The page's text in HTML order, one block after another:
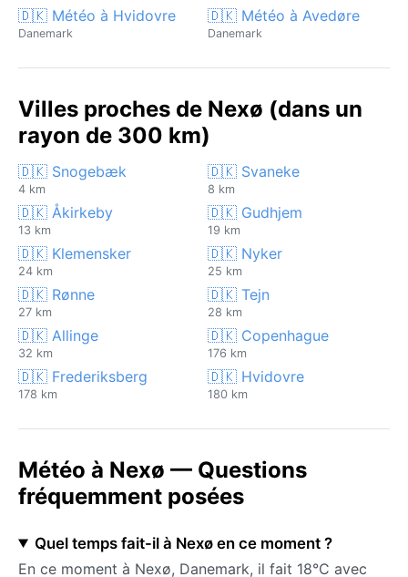
🇩🇰 Météo à Hvidovre
Danemark
🇩🇰 Météo à Avedøre
Danemark
Villes proches de Nexø (dans un
rayon de 300 km)
🇩🇰 Snogebæk
4 km
🇩🇰 Svaneke
8 km
🇩🇰 Åkirkeby
13 km
🇩🇰 Gudhjem
19 km
🇩🇰 Klemensker
24 km
🇩🇰 Nyker
25 km
🇩🇰 Rønne
27 km
🇩🇰 Tejn
28 km
🇩🇰 Allinge
32 km
🇩🇰 Copenhague
176 km
🇩🇰 Frederiksberg
178 km
🇩🇰 Hvidovre
180 km
Météo à Nexø — Questions
fréquemment posées
Quel temps fait-il à Nexø en ce moment ?
En ce moment à Nexø, Danemark, il fait 18°C avec